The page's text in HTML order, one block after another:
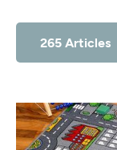
265 Articles